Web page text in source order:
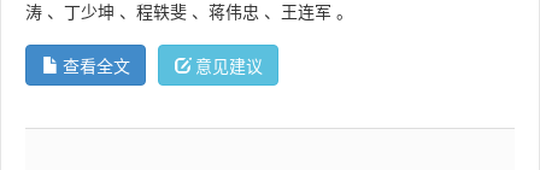
涛 、 丁少坤 、 程轶斐 、 蒋伟忠 、 王连军 。
查看全文 意见建议